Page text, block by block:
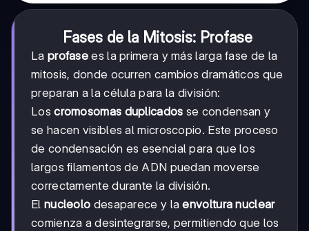
Fases de la Mitosis: Profase
La profase es la primera y más larga fase de la
mitosis, donde ocurren cambios dramáticos que
preparan a la célula para la división:
Loscromosomas duplicados se condensan y
se hacen visibles al microscopio. Este proceso
de condensación es esencial para que los
largos filamentos de ADN puedan moverse
correctamente durante la división.
El nucleolo desaparece y laenvoltura nuclear
comienza a desintegrarse, permitiendo que los